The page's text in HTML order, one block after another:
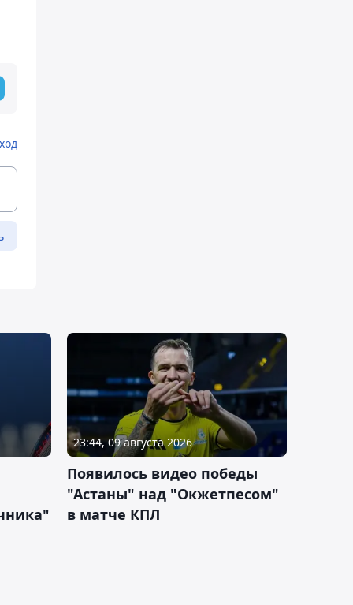
23:44, 09 августа 2026
Появилось видео победы
"Астаны" над "Окжетпесом"
в матче КПЛ